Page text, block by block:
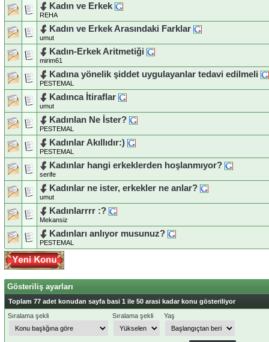
Kadın ve Erkek
REHA
Kadın ve Erkek Arasındaki Farklar
umut
Kadın-Erkek Aritmetiği
mirim61
Kadına yönelik şiddet uygulayanlar tedavi edilmeli
PESTEMAL
Kadınca İtiraflar
umut
Kadınlan Ne İster?
PESTEMAL
Kadınlar Akıllıdır:)
PESTEMAL
Kadınlar hangi erkeklerden hoşlanmıyor?
serife
Kadınlar ne ister, erkekler ne anlar?
umut
Kadınlarrrr :?
Mekansiz
Kadınları anlıyor musunuz?
PESTEMAL
Gösteriliş ayarları
Toplam 77 adet konudan sayfa basi 1 ile 50 arasi kadar konu gösteriliyor
Sıralama şekli
Sıralama şekli Yaş